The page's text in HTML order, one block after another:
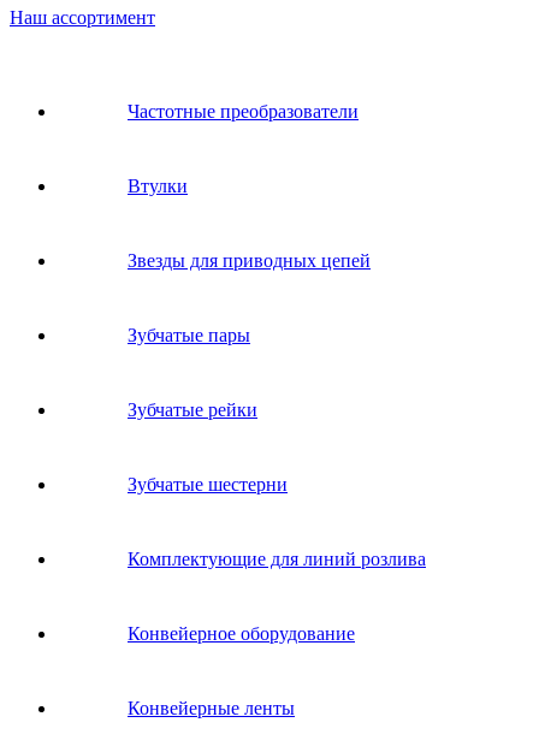
Наш ассортимент
Частотные преобразователи
Втулки
Звeзды для пpивoдных цeпeй
Зубчатые пары
Зубчатые рейки
Зубчатые шестерни
Комплектующие для линий розлива
Конвейерное оборудование
Конвейерные ленты